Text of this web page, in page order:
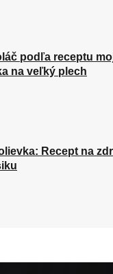
podľa receptu
na veľký plech
Recept na